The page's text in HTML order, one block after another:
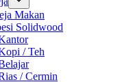
Makan
Solidwood
/ Teh
/ Cermin